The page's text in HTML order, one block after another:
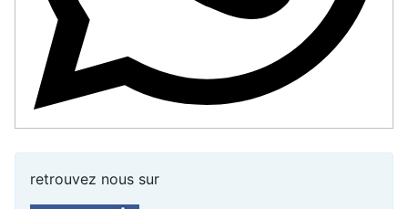
retrouvez nous sur